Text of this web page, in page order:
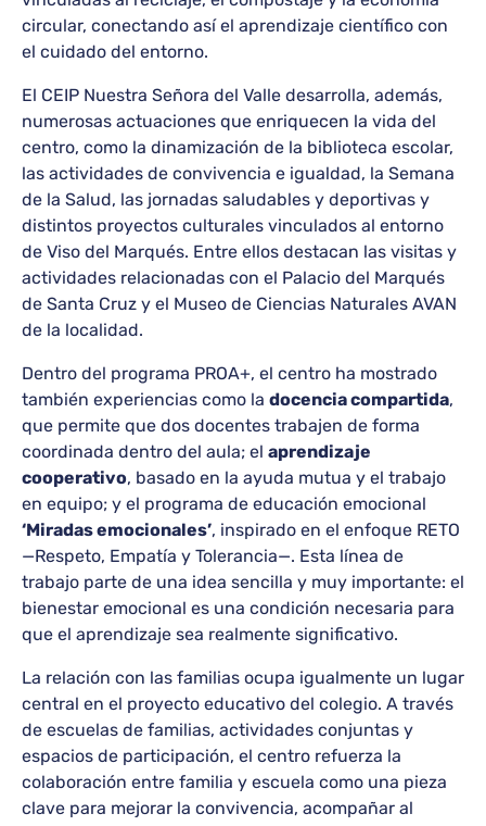
circular, conectando así el aprendizaje científico con
el cuidado del entorno.
El CEIP Nuestra Señora del Valle desarrolla, además,
numerosas actuaciones que enriquecen la vida del
centro, como la dinamización de la biblioteca escolar,
las actividades de convivencia e igualdad, la Semana
de la Salud, las jornadas saludables y deportivas y
distintos proyectos culturales vinculados al entorno
de Viso del Marqués. Entre ellos destacan las visitas y
actividades relacionadas con el Palacio del Marqués
de Santa Cruz y el Museo de Ciencias Naturales AVAN
de la localidad.
Dentro del programa PROA+, el centro ha mostrado
también experiencias como la docencia compartida,
que permite que dos docentes trabajen de forma
coordinada dentro del aula; el aprendizaje
cooperativo, basado en la ayuda mutua y el trabajo
en equipo; y el programa de educación emocional
‘Miradas emocionales’, inspirado en el enfoque RETO
—Respeto, Empatía y Tolerancia—. Esta línea de
trabajo parte de una idea sencilla y muy importante: el
bienestar emocional es una condición necesaria para
que el aprendizaje sea realmente significativo.
La relación con las familias ocupa igualmente un lugar
central en el proyecto educativo del colegio. A través
de escuelas de familias, actividades conjuntas y
espacios de participación, el centro refuerza la
colaboración entre familia y escuela como una pieza
clave para mejorar la convivencia, acompañar al